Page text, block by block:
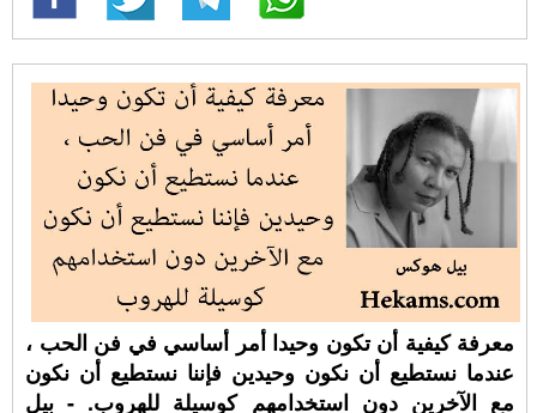
معرفة كيفية أن تكون وحيدا أمر أساسي في فن الحب ،
عندما نستطيع أن نكون وحيدين فإننا نستطيع أن نكون
مع الآخرين دون استخدامهم كوسيلة للهروب. - بيل